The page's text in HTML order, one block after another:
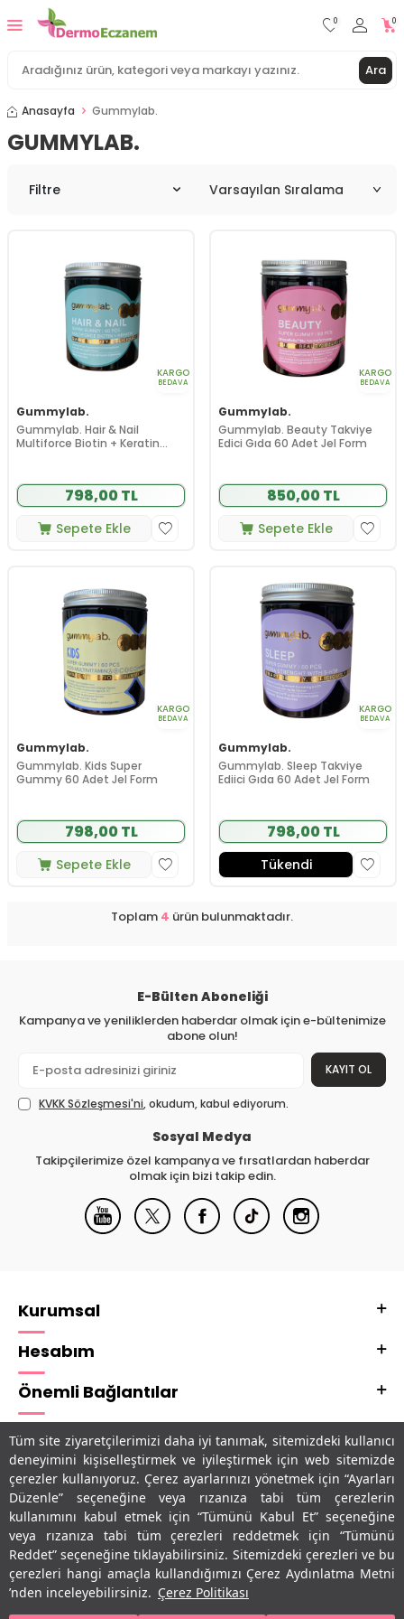
Tüm site ziyaretçilerimizi daha iyi tanımak, sitemizdeki kullanıcı
deneyimini kişiselleştirmek ve iyileştirmek için web sitemizde
çerezler kullanıyoruz. Çerez ayarlarınızı yönetmek için “Ayarları
Düzenle” seçeneğine veya rızanıza tabi tüm çerezlerin
kullanımını kabul etmek için “Tümünü Kabul Et” seçeneğine
veya rızanıza tabi tüm çerezleri reddetmek için “Tümünü
Reddet” seçeneğine tıklayabilirsiniz. Sitemizdeki çerezleri ve bu
çerezleri hangi amaçla kullandığımızı Çerez Aydınlatma Metni
’nden inceleyebilirsiniz. Çerez Politikası
Ara
0 0
Anasayfa Gummylab.
GUMMYLAB.
Filtre
KARGO
BEDAVA
Gummylab.
Gummylab. Hair & Nail
Multiforce Biotin + Keratin
798,00 TL
Sepete Ekle
KARGO
BEDAVA
Gummylab.
Gummylab. Beauty Takviye
Edici Gıda 60 Adet Jel Form
850,00 TL
Sepete Ekle
KARGO
BEDAVA
Gummylab.
Gummylab. Kids Super
Gummy 60 Adet Jel Form
798,00 TL
Sepete Ekle
KARGO
BEDAVA
Gummylab.
Gummylab. Sleep Takviye
Ediici Gıda 60 Adet Jel Form
798,00 TL
Tükendi
Toplam 4 ürün bulunmaktadır.
E-Bülten Aboneliği
Kampanya ve yeniliklerden haberdar olmak için e-bültenimize
abone olun!
KAYIT OL
KVKK Sözleşmesi'ni, okudum, kabul ediyorum.
Sosyal Medya
Takipçilerimize özel kampanya ve fırsatlardan haberdar
olmak için bizi takip edin.
Kurumsal
Hesabım
Önemli Bağlantılar
Adres & İletişim
Uygulamalarımız